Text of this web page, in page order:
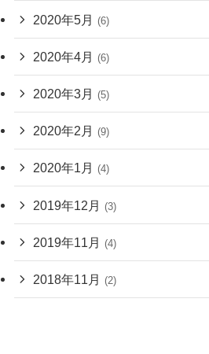
2020年5月 (6)
2020年4月 (6)
2020年3月 (5)
2020年2月 (9)
2020年1月 (4)
2019年12月 (3)
2019年11月 (4)
2018年11月 (2)